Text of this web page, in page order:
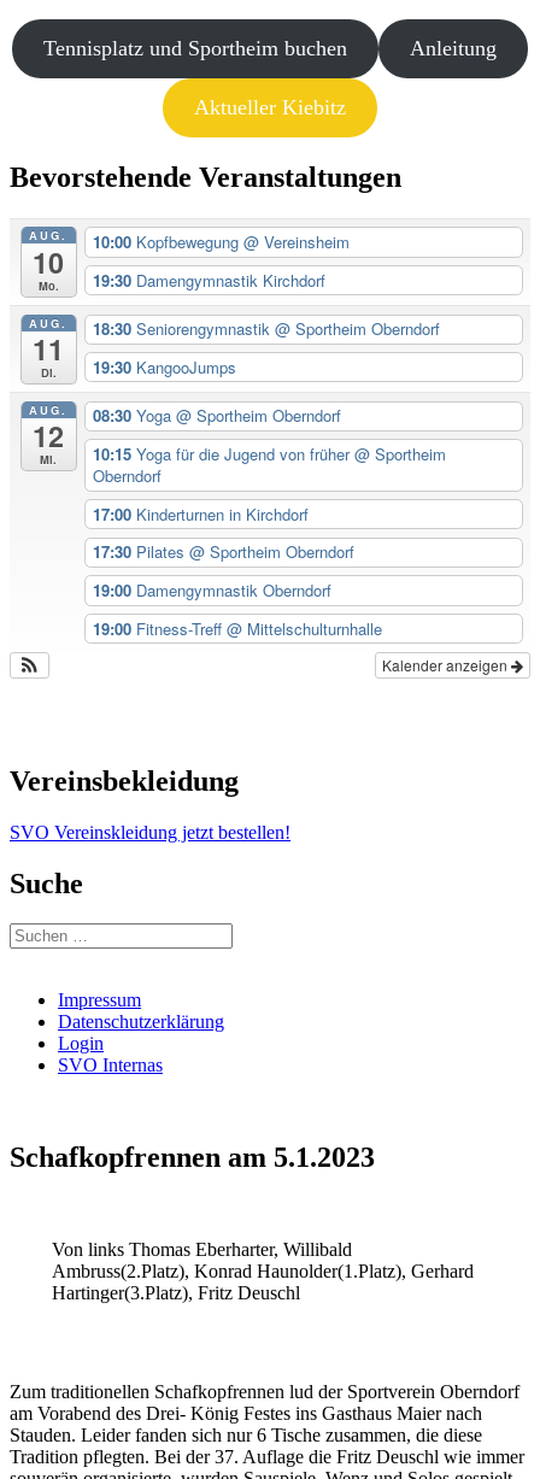
Tennisplatz und Sportheim buchen Anleitung
Aktueller Kiebitz
Bevorstehende Veranstaltungen
AUG.
10
Mo.
10:00 Kopfbewegung @ Vereinsheim
19:30 Damengymnastik Kirchdorf
AUG.
11
Di.
18:30 Seniorengymnastik @ Sportheim Oberndorf
19:30 KangooJumps
AUG.
12
Mi.
08:30 Yoga @ Sportheim Oberndorf
10:15 Yoga für die Jugend von früher@ Sportheim
Oberndorf
17:00 Kinderturnen in Kirchdorf
17:30 Pilates @ Sportheim Oberndorf
19:00 Damengymnastik Oberndorf
19:00 Fitness-Treff @ Mittelschulturnhalle
Kalender anzeigen
Vereinsbekleidung
SVO Vereinskleidung jetzt bestellen!
Suche
Suchen
nach:
Impressum
Datenschutzerklärung
Login
SVO Internas
Schafkopfrennen am 5.1.2023
Von links Thomas Eberharter, Willibald
Ambruss(2.Platz), Konrad Haunolder(1.Platz), Gerhard
Hartinger(3.Platz), Fritz Deuschl
Zum traditionellen Schafkopfrennen lud der Sportverein Oberndorf
am Vorabend des Drei- König Festes ins Gasthaus Maier nach
Stauden. Leider fanden sich nur 6 Tische zusammen, die diese
Tradition pflegten. Bei der 37. Auflage die Fritz Deuschl wie immer